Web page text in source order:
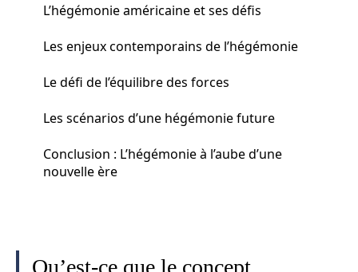
L’hégémonie américaine et ses défis
Les enjeux contemporains de l’hégémonie
Le défi de l’équilibre des forces
Les scénarios d’une hégémonie future
Conclusion : L’hégémonie à l’aube d’une
nouvelle ère
Qu’est-ce que le concept